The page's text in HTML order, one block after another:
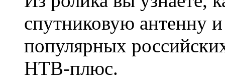
спутниковую антенну
популярных
НТВ-плюс.